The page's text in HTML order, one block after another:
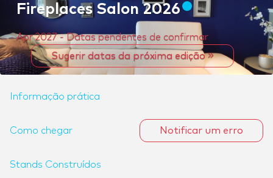
Fireplaces Salon 2026
Apr 2027 - Datas pendentes de confirmar
Sugerir datas da próxima edição
Informação prática
Como chegar
Stands Construídos
Notificar um erro